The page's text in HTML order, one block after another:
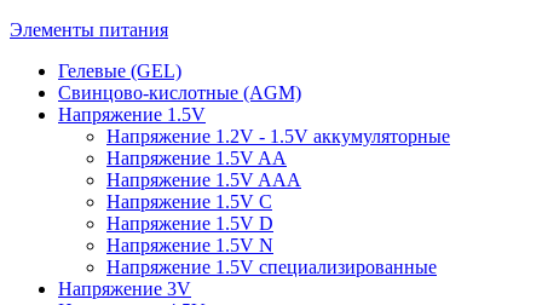
Элементы питания
Гелевые (GEL)
Свинцово-кислотные (AGM)
Напряжение 1.5V
Напряжение 1.2V - 1.5V аккумуляторные
Напряжение 1.5V AA
Напряжение 1.5V AAA
Напряжение 1.5V C
Напряжение 1.5V D
Напряжение 1.5V N
Напряжение 1.5V специализированные
Напряжение 3V